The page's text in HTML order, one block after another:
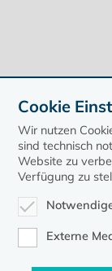
zurück zur
Cookie
Wir nutzen
sind technisch
Website zu
Verfügung zu
Externe